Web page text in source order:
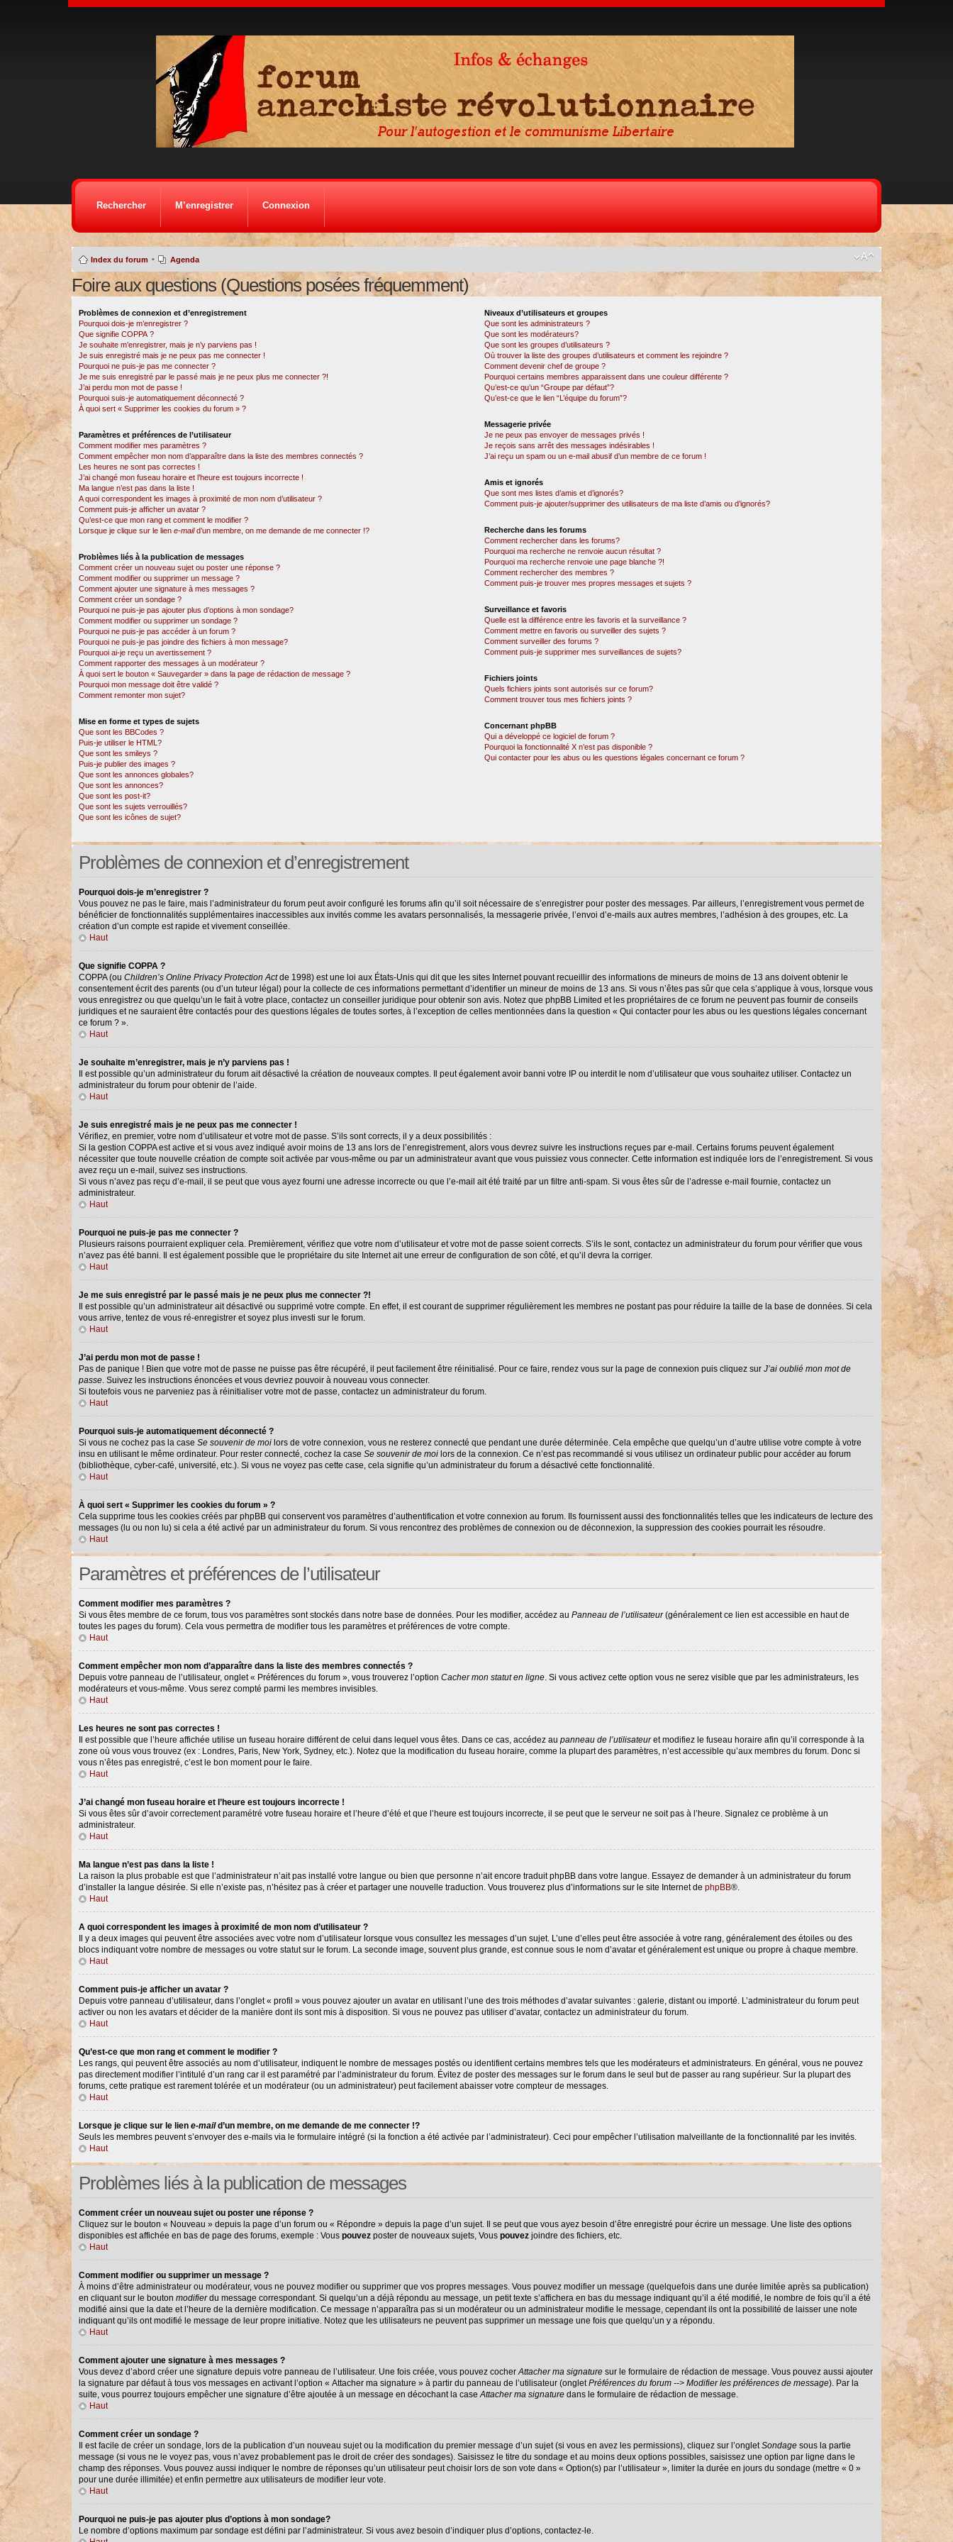
Rechercher M’enregistrer Connexion
Index du forum • Agenda
Foire aux questions (Questions posées fréquemment)
Problèmes de connexion et d’enregistrement
Pourquoi dois-je m’enregistrer ?
Que signifie COPPA ?
Je souhaite m’enregistrer, mais je n’y parviens pas !
Je suis enregistré mais je ne peux pas me connecter !
Pourquoi ne puis-je pas me connecter ?
Je me suis enregistré par le passé mais je ne peux plus me connecter ?!
J’ai perdu mon mot de passe !
Pourquoi suis-je automatiquement déconnecté ?
À quoi sert « Supprimer les cookies du forum » ?
Paramètres et préférences de l’utilisateur
Comment modifier mes paramètres ?
Comment empêcher mon nom d’apparaître dans la liste des membres connectés ?
Les heures ne sont pas correctes !
J’ai changé mon fuseau horaire et l’heure est toujours incorrecte !
Ma langue n’est pas dans la liste !
A quoi correspondent les images à proximité de mon nom d’utilisateur ?
Comment puis-je afficher un avatar ?
Qu’est-ce que mon rang et comment le modifier ?
Lorsque je clique sur le lien e-maild’un membre, on me demande de me connecter !?
Problèmes liés à la publication de messages
Comment créer un nouveau sujet ou poster une réponse ?
Comment modifier ou supprimer un message ?
Comment ajouter une signature à mes messages ?
Comment créer un sondage ?
Pourquoi ne puis-je pas ajouter plus d’options à mon sondage?
Comment modifier ou supprimer un sondage ?
Pourquoi ne puis-je pas accéder à un forum ?
Pourquoi ne puis-je pas joindre des fichiers à mon message?
Pourquoi ai-je reçu un avertissement ?
Comment rapporter des messages à un modérateur ?
À quoi sert le bouton « Sauvegarder » dans la page de rédaction de message ?
Pourquoi mon message doit être validé ?
Comment remonter mon sujet?
Mise en forme et types de sujets
Que sont les BBCodes ?
Puis-je utiliser le HTML?
Que sont les smileys ?
Puis-je publier des images ?
Que sont les annonces globales?
Que sont les annonces?
Que sont les post-it?
Que sont les sujets verrouillés?
Que sont les icônes de sujet?
Niveaux d’utilisateurs et groupes
Que sont les administrateurs ?
Que sont les modérateurs?
Que sont les groupes d’utilisateurs ?
Où trouver la liste des groupes d’utilisateurs et comment les rejoindre ?
Comment devenir chef de groupe ?
Pourquoi certains membres apparaissent dans une couleur différente ?
Qu’est-ce qu’un “Groupe par défaut”?
Qu’est-ce que le lien “L’équipe du forum”?
Messagerie privée
Je ne peux pas envoyer de messages privés !
Je reçois sans arrêt des messages indésirables !
J’ai reçu un spam ou un e-mail abusif d’un membre de ce forum !
Amis et ignorés
Que sont mes listes d’amis et d’ignorés?
Comment puis-je ajouter/supprimer des utilisateurs de ma liste d’amis ou d’ignorés?
Recherche dans les forums
Comment rechercher dans les forums?
Pourquoi ma recherche ne renvoie aucun résultat ?
Pourquoi ma recherche renvoie une page blanche ?!
Comment rechercher des membres ?
Comment puis-je trouver mes propres messages et sujets ?
Surveillance et favoris
Quelle est la différence entre les favoris et la surveillance ?
Comment mettre en favoris ou surveiller des sujets ?
Comment surveiller des forums ?
Comment puis-je supprimer mes surveillances de sujets?
Fichiers joints
Quels fichiers joints sont autorisés sur ce forum?
Comment trouver tous mes fichiers joints ?
Concernant phpBB
Qui a développé ce logiciel de forum ?
Pourquoi la fonctionnalité X n’est pas disponible ?
Qui contacter pour les abus ou les questions légales concernant ce forum ?
Problèmes de connexion et d’enregistrement
Pourquoi dois-je m’enregistrer ?
Vous pouvez ne pas le faire, mais l’administrateur du forum peut avoir configuré les forums afin qu’il soit nécessaire de s’enregistrer pour poster des messages. Par ailleurs, l’enregistrement vous permet de
bénéficier de fonctionnalités supplémentaires inaccessibles aux invités comme les avatars personnalisés, la messagerie privée, l’envoi d’e-mails aux autres membres, l’adhésion à des groupes, etc. La
création d’un compte est rapide et vivement conseillée.
Haut
Que signifie COPPA ?
COPPA (ou Children’s Online Privacy Protection Actde 1998) est une loi aux États-Unis qui dit que les sites Internet pouvant recueillir des informations de mineurs de moins de 13 ans doivent obtenir le
consentement écrit des parents (ou d’un tuteur légal) pour la collecte de ces informations permettant d’identifier un mineur de moins de 13 ans. Si vous n’êtes pas sûr que cela s’applique à vous, lorsque vous
vous enregistrez ou que quelqu’un le fait à votre place, contactez un conseiller juridique pour obtenir son avis. Notez que phpBB Limited et les propriétaires de ce forum ne peuvent pas fournir de conseils
juridiques et ne sauraient être contactés pour des questions légales de toutes sortes, à l’exception de celles mentionnées dans la question « Qui contacter pour les abus ou les questions légales concernant
ce forum ? ».
Haut
Je souhaite m’enregistrer, mais je n’y parviens pas !
Il est possible qu’un administrateur du forum ait désactivé la création de nouveaux comptes. Il peut également avoir banni votre IP ou interdit le nom d’utilisateur que vous souhaitez utiliser. Contactez un
administrateur du forum pour obtenir de l’aide.
Haut
Je suis enregistré mais je ne peux pas me connecter !
Vérifiez, en premier, votre nom d’utilisateur et votre mot de passe. S’ils sont corrects, il y a deux possibilités :
Si la gestion COPPA est active et si vous avez indiqué avoir moins de 13 ans lors de l’enregistrement, alors vous devrez suivre les instructions reçues par e-mail. Certains forums peuvent également
nécessiter que toute nouvelle création de compte soit activée par vous-même ou par un administrateur avant que vous puissiez vous connecter. Cette information est indiquée lors de l’enregistrement. Si vous
avez reçu un e-mail, suivez ses instructions.
Si vous n’avez pas reçu d’e-mail, il se peut que vous ayez fourni une adresse incorrecte ou que l’e-mail ait été traité par un filtre anti-spam. Si vous êtes sûr de l’adresse e-mail fournie, contactez un
administrateur.
Haut
Pourquoi ne puis-je pas me connecter ?
Plusieurs raisons pourraient expliquer cela. Premièrement, vérifiez que votre nom d’utilisateur et votre mot de passe soient corrects. S’ils le sont, contactez un administrateur du forum pour vérifier que vous
n’avez pas été banni. Il est également possible que le propriétaire du site Internet ait une erreur de configuration de son côté, et qu’il devra la corriger.
Haut
Je me suis enregistré par le passé mais je ne peux plus me connecter ?!
Il est possible qu’un administrateur ait désactivé ou supprimé votre compte. En effet, il est courant de supprimer régulièrement les membres ne postant pas pour réduire la taille de la base de données. Si cela
vous arrive, tentez de vous ré-enregistrer et soyez plus investi sur le forum.
Haut
J’ai perdu mon mot de passe !
Pas de panique ! Bien que votre mot de passe ne puisse pas être récupéré, il peut facilement être réinitialisé. Pour ce faire, rendez vous sur la page de connexion puis cliquez sur J’ai oublié mon mot de
passe. Suivez les instructions énoncées et vous devriez pouvoir à nouveau vous connecter.
Si toutefois vous ne parveniez pas à réinitialiser votre mot de passe, contactez un administrateur du forum.
Haut
Pourquoi suis-je automatiquement déconnecté ?
Si vous ne cochez pas la case Se souvenir de moilors de votre connexion, vous ne resterez connecté que pendant une durée déterminée. Cela empêche que quelqu’un d’autre utilise votre compte à votre
insu en utilisant le même ordinateur. Pour rester connecté, cochez la case Se souvenir de moilors de la connexion. Ce n’est pas recommandé si vous utilisez un ordinateur public pour accéder au forum
(bibliothèque, cyber-café, université, etc.). Si vous ne voyez pas cette case, cela signifie qu’un administrateur du forum a désactivé cette fonctionnalité.
Haut
À quoi sert « Supprimer les cookies du forum » ?
Cela supprime tous les cookies créés par phpBB qui conservent vos paramètres d’authentification et votre connexion au forum. Ils fournissent aussi des fonctionnalités telles que les indicateurs de lecture des
messages (lu ou non lu) si cela a été activé par un administrateur du forum. Si vous rencontrez des problèmes de connexion ou de déconnexion, la suppression des cookies pourrait les résoudre.
Haut
Paramètres et préférences de l’utilisateur
Comment modifier mes paramètres ?
Si vous êtes membre de ce forum, tous vos paramètres sont stockés dans notre base de données. Pour les modifier, accédez au Panneau de l’utilisateur(généralement ce lien est accessible en haut de
toutes les pages du forum). Cela vous permettra de modifier tous les paramètres et préférences de votre compte.
Haut
Comment empêcher mon nom d’apparaître dans la liste des membres connectés ?
Depuis votre panneau de l’utilisateur, onglet « Préférences du forum », vous trouverez l’option Cacher mon statut en ligne. Si vous activez cette option vous ne serez visible que par les administrateurs, les
modérateurs et vous-même. Vous serez compté parmi les membres invisibles.
Haut
Les heures ne sont pas correctes !
Il est possible que l’heure affichée utilise un fuseau horaire différent de celui dans lequel vous êtes. Dans ce cas, accédez au panneau de l’utilisateuret modifiez le fuseau horaire afin qu’il corresponde à la
zone où vous vous trouvez (ex : Londres, Paris, New York, Sydney, etc.). Notez que la modification du fuseau horaire, comme la plupart des paramètres, n’est accessible qu’aux membres du forum. Donc si
vous n’êtes pas enregistré, c’est le bon moment pour le faire.
Haut
J’ai changé mon fuseau horaire et l’heure est toujours incorrecte !
Si vous êtes sûr d’avoir correctement paramétré votre fuseau horaire et l’heure d’été et que l’heure est toujours incorrecte, il se peut que le serveur ne soit pas à l’heure. Signalez ce problème à un
administrateur.
Haut
Ma langue n’est pas dans la liste !
La raison la plus probable est que l’administrateur n’ait pas installé votre langue ou bien que personne n’ait encore traduit phpBB dans votre langue. Essayez de demander à un administrateur du forum
d’installer la langue désirée. Si elle n’existe pas, n’hésitez pas à créer et partager une nouvelle traduction. Vous trouverez plus d’informations sur le site Internet de phpBB®.
Haut
A quoi correspondent les images à proximité de mon nom d’utilisateur ?
Il y a deux images qui peuvent être associées avec votre nom d’utilisateur lorsque vous consultez les messages d’un sujet. L’une d’elles peut être associée à votre rang, généralement des étoiles ou des
blocs indiquant votre nombre de messages ou votre statut sur le forum. La seconde image, souvent plus grande, est connue sous le nom d’avatar et généralement est unique ou propre à chaque membre.
Haut
Comment puis-je afficher un avatar ?
Depuis votre panneau d’utilisateur, dans l’onglet « profil » vous pouvez ajouter un avatar en utilisant l’une des trois méthodes d’avatar suivantes : galerie, distant ou importé. L’administrateur du forum peut
activer ou non les avatars et décider de la manière dont ils sont mis à disposition. Si vous ne pouvez pas utiliser d’avatar, contactez un administrateur du forum.
Haut
Qu’est-ce que mon rang et comment le modifier ?
Les rangs, qui peuvent être associés au nom d’utilisateur, indiquent le nombre de messages postés ou identifient certains membres tels que les modérateurs et administrateurs. En général, vous ne pouvez
pas directement modifier l’intitulé d’un rang car il est paramétré par l’administrateur du forum. Évitez de poster des messages sur le forum dans le seul but de passer au rang supérieur. Sur la plupart des
forums, cette pratique est rarement tolérée et un modérateur (ou un administrateur) peut facilement abaisser votre compteur de messages.
Haut
Lorsque je clique sur le lien e-maild’un membre, on me demande de me connecter !?
Seuls les membres peuvent s’envoyer des e-mails via le formulaire intégré (si la fonction a été activée par l’administrateur). Ceci pour empêcher l’utilisation malveillante de la fonctionnalité par les invités.
Haut
Problèmes liés à la publication de messages
Comment créer un nouveau sujet ou poster une réponse ?
Cliquez sur le bouton « Nouveau » depuis la page d’un forum ou « Répondre » depuis la page d’un sujet. Il se peut que vous ayez besoin d’être enregistré pour écrire un message. Une liste des options
disponibles est affichée en bas de page des forums, exemple : Vous pouvezposter de nouveaux sujets, Vous pouvezjoindre des fichiers, etc.
Haut
Comment modifier ou supprimer un message ?
À moins d’être administrateur ou modérateur, vous ne pouvez modifier ou supprimer que vos propres messages. Vous pouvez modifier un message (quelquefois dans une durée limitée après sa publication)
en cliquant sur le bouton modifierdu message correspondant. Si quelqu’un a déjà répondu au message, un petit texte s’affichera en bas du message indiquant qu’il a été modifié, le nombre de fois qu’il a été
modifié ainsi que la date et l’heure de la dernière modification. Ce message n’apparaîtra pas si un modérateur ou un administrateur modifie le message, cependant ils ont la possibilité de laisser une note
indiquant qu’ils ont modifié le message de leur propre initiative. Notez que les utilisateurs ne peuvent pas supprimer un message une fois que quelqu’un y a répondu.
Haut
Comment ajouter une signature à mes messages ?
Vous devez d’abord créer une signature depuis votre panneau de l’utilisateur. Une fois créée, vous pouvez cocherAttacher ma signaturesur le formulaire de rédaction de message. Vous pouvez aussi ajouter
la signature par défaut à tous vos messages en activant l’option « Attacher ma signature » à partir du panneau de l’utilisateur (ongletPréférences du forum --> Modifier les préférences de message). Par la
suite, vous pourrez toujours empêcher une signature d’être ajoutée à un message en décochant la caseAttacher ma signaturedans le formulaire de rédaction de message.
Haut
Comment créer un sondage ?
Il est facile de créer un sondage, lors de la publication d’un nouveau sujet ou la modification du premier message d’un sujet (si vous en avez les permissions), cliquez sur l’ongletSondagesous la partie
message (si vous ne le voyez pas, vous n’avez probablement pas le droit de créer des sondages). Saisissez le titre du sondage et au moins deux options possibles, saisissez une option par ligne dans le
champ des réponses. Vous pouvez aussi indiquer le nombre de réponses qu’un utilisateur peut choisir lors de son vote dans « Option(s) par l’utilisateur », limiter la durée en jours du sondage (mettre « 0 »
pour une durée illimitée) et enfin permettre aux utilisateurs de modifier leur vote.
Haut
Pourquoi ne puis-je pas ajouter plus d’options à mon sondage?
Le nombre d’options maximum par sondage est défini par l’administrateur. Si vous avez besoin d’indiquer plus d’options, contactez-le.